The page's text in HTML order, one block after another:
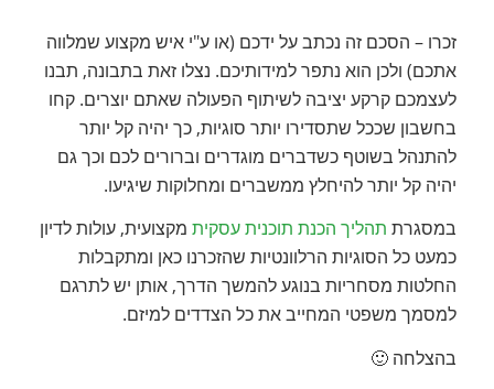
זכרו – הסכם זה נכתב על ידכם (או ע"י איש מקצוע שמלווה
אתכם) ולכן הוא נתפר למידותיכם. נצלו זאת בתבונה, תבנו
לעצמכם קרקע יציבה לשיתוף הפעולה שאתם יוצרים. קחו
בחשבון שככל שתסדירו יותר סוגיות, כך יהיה קל יותר
להתנהל בשוטף כשדברים מוגדרים וברורים לכם וכך גם
יהיה קל יותר להיחלץ ממשברים ומחלוקות שיגיעו.
במסגרת תהליך הכנת תוכנית עסקיתמקצועית, עולות לדיון
כמעט כל הסוגיות הרלוונטיות שהזכרנו כאן ומתקבלות
החלטות מסחריות בנוגע להמשך הדרך, אותן יש לתרגם
למסמך משפטי המחייב את כל הצדדים למיזם.
בהצלחה 🙂